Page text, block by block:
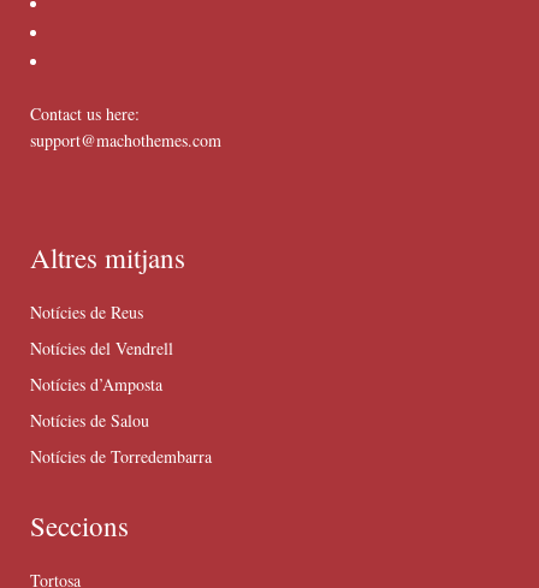
Contact us here:
support@machothemes.com
Altres mitjans
Notícies de Reus
Notícies del Vendrell
Notícies d’Amposta
Notícies de Salou
Notícies de Torredembarra
Seccions
Tortosa